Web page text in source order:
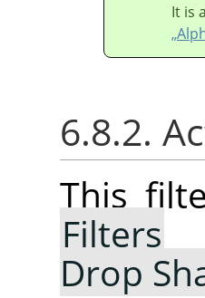
It is
6.8.2.
This
Filters
Drop